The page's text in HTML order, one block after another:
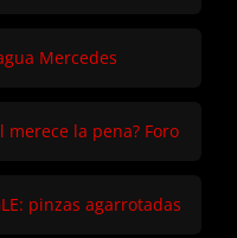
Mercedes
merece la pena? Foro
pinzas agarrotadas